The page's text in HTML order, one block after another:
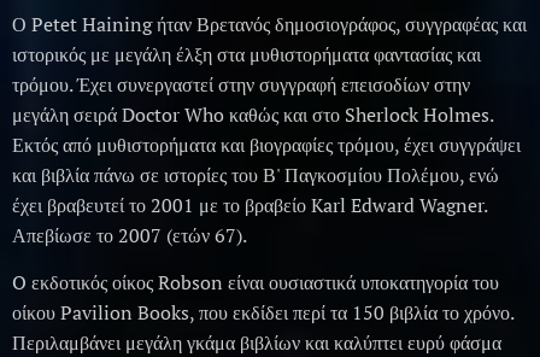
Ο Petet Haining ήταν Βρετανός δημοσιογράφος, συγγραφέας και
ιστορικός με μεγάλη έλξη στα μυθιστορήματα φαντασίας και
τρόμου. Έχει συνεργαστεί στην συγγραφή επεισοδίων στην
μεγάλη σειρά Doctor Who καθώς και στο Sherlock Holmes.
Εκτός από μυθιστορήματα και βιογραφίες τρόμου, έχει συγγράψει
και βιβλία πάνω σε ιστορίες του Β' Παγκοσμίου Πολέμου, ενώ
έχει βραβευτεί το 2001 με το βραβείο Karl Edward Wagner.
Απεβίωσε το 2007 (ετών 67).
O εκδοτικός οίκος Robson είναι ουσιαστικά υποκατηγορία του
οίκου Pavilion Books, που εκδίδει περί τα 150 βιβλία το χρόνο.
Περιλαμβάνει μεγάλη γκάμα βιβλίων και καλύπτει ευρύ φάσμα